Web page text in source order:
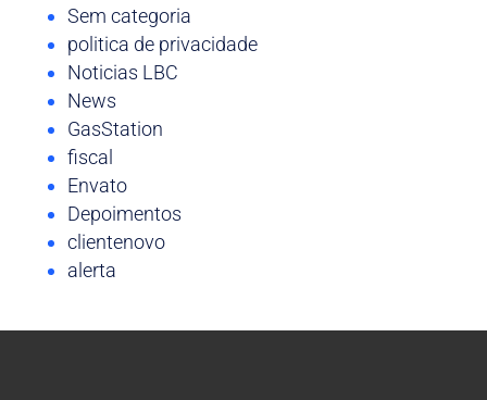
Sem categoria
politica de privacidade
Noticias LBC
News
GasStation
fiscal
Envato
Depoimentos
clientenovo
alerta